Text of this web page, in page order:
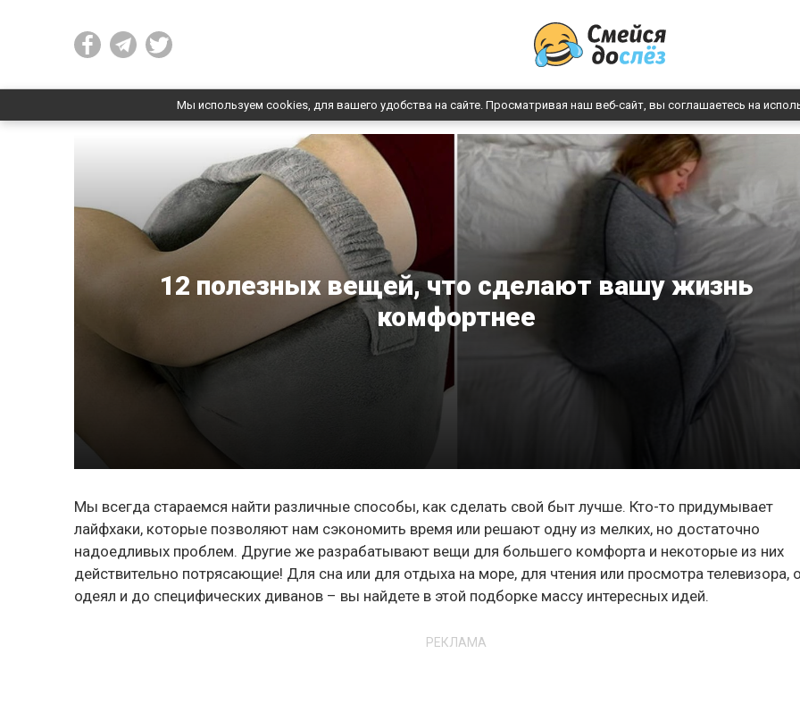
Мы используем cookies, для вашего удобства на сайте. Просматривая наш веб-сайт, вы соглашаетесь на
12 полезных вещей, что сделают вашу жизнь
комфортнее
Мы всегда стараемся найти различные способы, как сделать свой быт лучше. Кто-то придумывает
лайфхаки, которые позволяют нам сэкономить время или решают одну из мелких, но достаточно
надоедливых проблем. Другие же разрабатывают вещи для большего комфорта и некоторые из них
действительно потрясающие! Для сна или для отдыха на море, для чтения или просмотра телевизора,
одеял и до специфических диванов – вы найдете в этой подборке массу интересных идей.
РЕКЛАМА